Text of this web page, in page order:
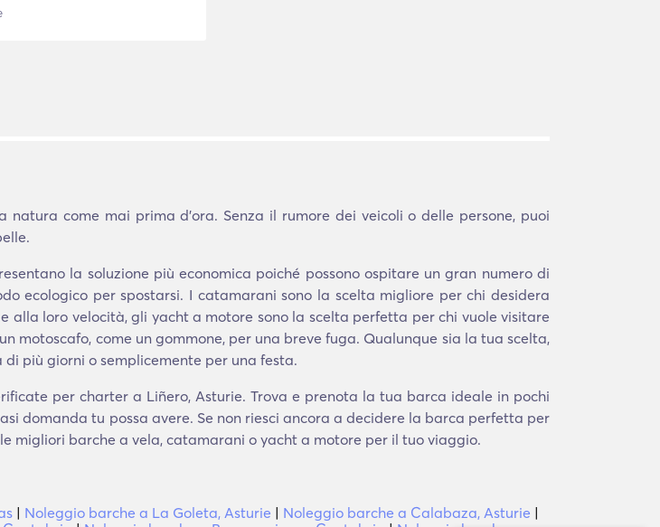
natura come mai prima d'ora. Senza il rumore dei veicoli o delle persone, puoi
la soluzione più economica poiché possono ospitare un gran numero di
ecologico per spostarsi. I catamarani sono la scelta migliore per chi desidera
alla loro velocità, gli yacht a motore sono la scelta perfetta per chi vuole visitare
motoscafo, come un gommone, per una breve fuga. Qualunque sia la tua scelta,
più giorni o semplicemente per una festa.
per charter a Liñero, Asturie. Trova e prenota la tua barca ideale in pochi
domanda tu possa avere. Se non riesci ancora a decidere la barca perfetta per
migliori barche a vela, catamarani o yacht a motore per il tuo viaggio.
| Noleggio barche a La Goleta, Asturie | Noleggio barche a Calabaza, Asturie |